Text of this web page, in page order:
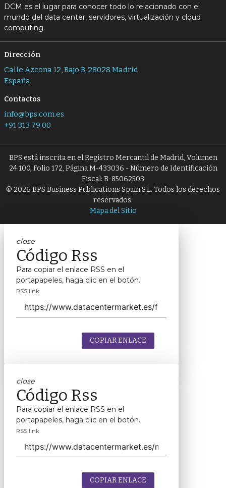
DCM es el lugar para conocer todo lo relacionado con el
mundo del data center, servidores, virtualización y cloud
computing.
Dirección
Calle Azcona 12, Bajo B, 28028 Madrid
España
Contactos
info@bps.com.es
+91 313 79 00
BPS está inscrita en el Registro Mercantil de Madrid, Volumen
24.100, Folio 172, Página M-433036 - Número de Identificación
Fiscal: B-85062503
© 2026 BPS Business Publications Spain S.L. Todos los derechos
reservados.
Mapa del Sitio
close
Código Rss
Para copiar el enlace RSS en el
portapapeles, haga clic en el botón.
RSS link
COPIAR ENLACE
close
Código Rss
Para copiar el enlace RSS en el
portapapeles, haga clic en el botón.
RSS link
COPIAR ENLACE